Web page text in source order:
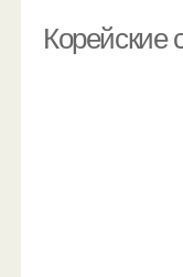
Корейские